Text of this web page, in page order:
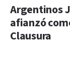
Argentinos
afianzó
Clausura